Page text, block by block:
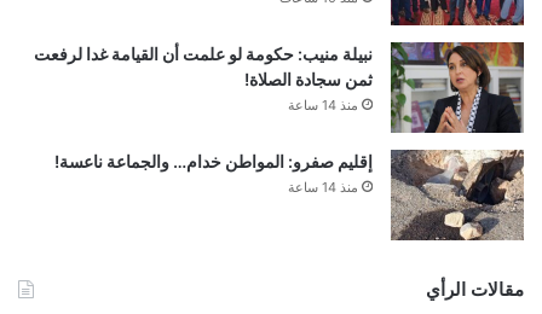
نبيلة منيب: حكومة لو علمت أن القيامة غدا لرفعت
ثمن سجادة الصلاة!
منذ 14 ساعة
إقليم صفرو: المواطن خدام… والجماعة ناعسة!
منذ 14 ساعة
مقالات الرأي